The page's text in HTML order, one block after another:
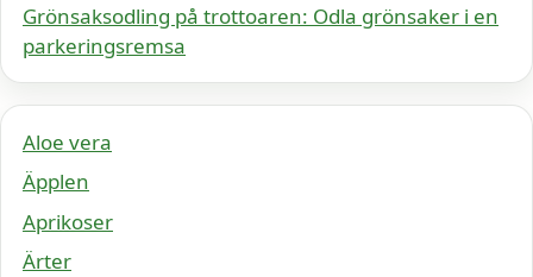
Grönsaksodling på trottoaren: Odla grönsaker i en
parkeringsremsa
Aloe vera
Äpplen
Aprikoser
Ärter